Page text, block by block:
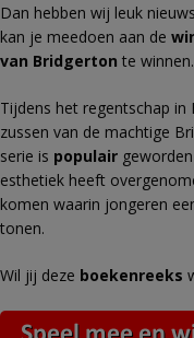
Dan hebben wij leuk
kan je meedoen aan de
van Bridgerton te winnen.
Tijdens het regentschap in
zussen van de machtige
serie is populair
esthetiek heeft
komen waarin jongeren
tonen.
Wil jij deze boekenreeks